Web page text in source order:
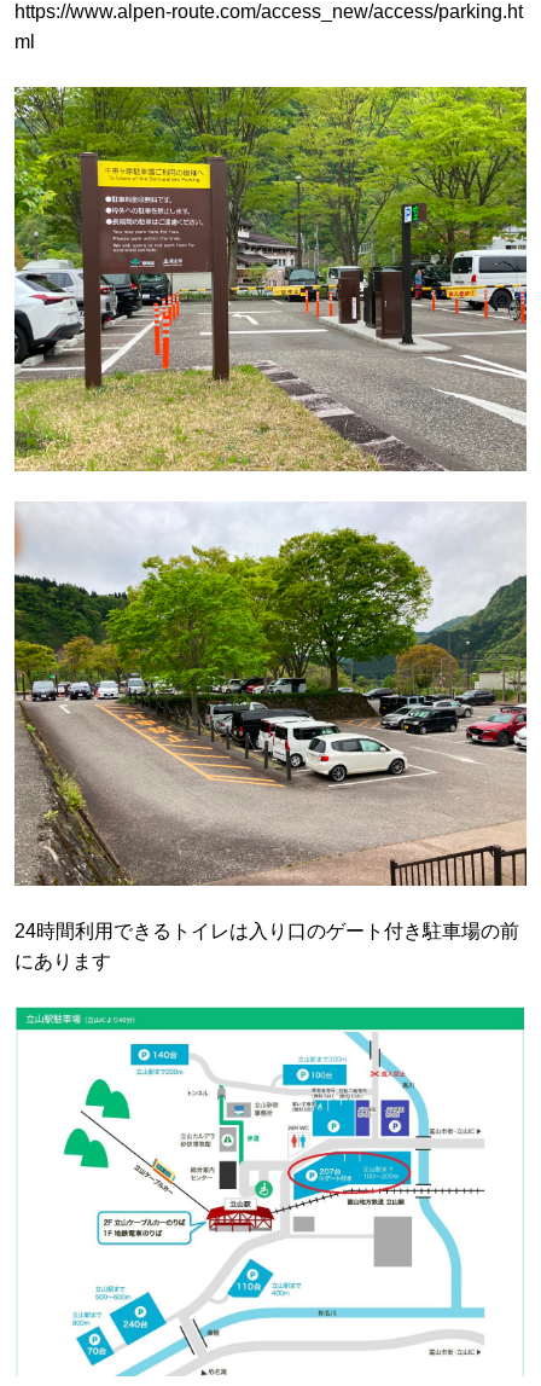
https://www.alpen-route.com/access_new/access/parking.ht
ml
24時間利用できるトイレは入り口のゲート付き駐車場の前
にあります